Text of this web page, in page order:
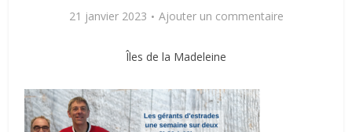
21 janvier 2023 Ajouter un commentaire
Îles de la Madeleine